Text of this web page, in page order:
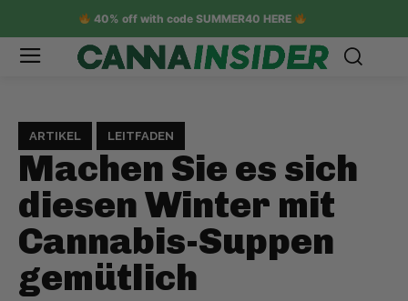
40% off with code SUMMER40 HERE
ARTIKEL LEITFADEN
Machen Sie es sich
diesen Winter mit
Cannabis-Suppen
gemütlich